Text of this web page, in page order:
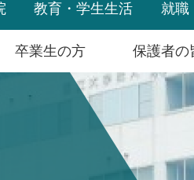
教育・学生生活 就職
卒業生の方 保護者の